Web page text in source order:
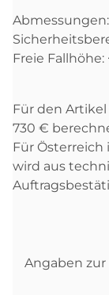
Freie Fallhöhe:
Für den
730 €
Für
wird aus
Angaben